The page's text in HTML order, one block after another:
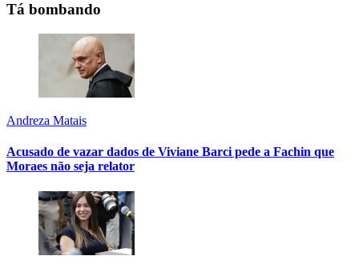
Tá bombando
Andreza Matais
Acusado de vazar dados de Viviane Barci pede a Fachin que
Moraes não seja relator